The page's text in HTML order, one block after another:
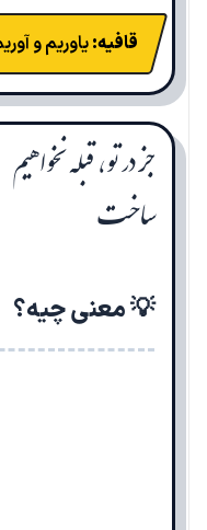
قافیه:یاوریم و
جز در تو، قبله نخواهیم
ساخت
💡 معنی چیه؟